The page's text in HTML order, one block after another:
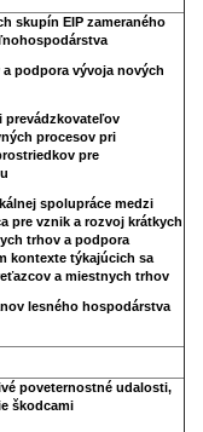
skupín EIP zameraného
podpora vývoja nových
prevádzkovateľov
procesov pri
pre
spolupráce medzi
pre vznik a rozvoj krátkych
trhov a podpora
kontexte týkajúcich sa
a miestnych trhov
lesného hospodárstva
poveternostné udalosti,
škodcami